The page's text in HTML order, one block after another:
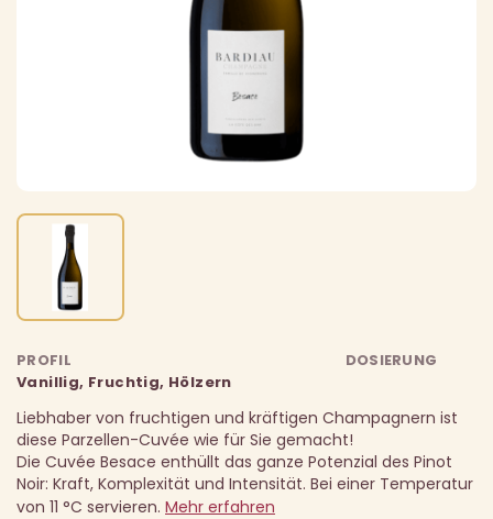
PROFIL
Vanillig, Fruchtig, Hölzern
DOSIERUNG
Liebhaber von fruchtigen und kräftigen Champagnern ist
diese Parzellen-Cuvée wie für Sie gemacht!
Die Cuvée Besace enthüllt das ganze Potenzial des Pinot
Noir: Kraft, Komplexität und Intensität. Bei einer Temperatur
von 11 °C servieren. Mehr erfahren